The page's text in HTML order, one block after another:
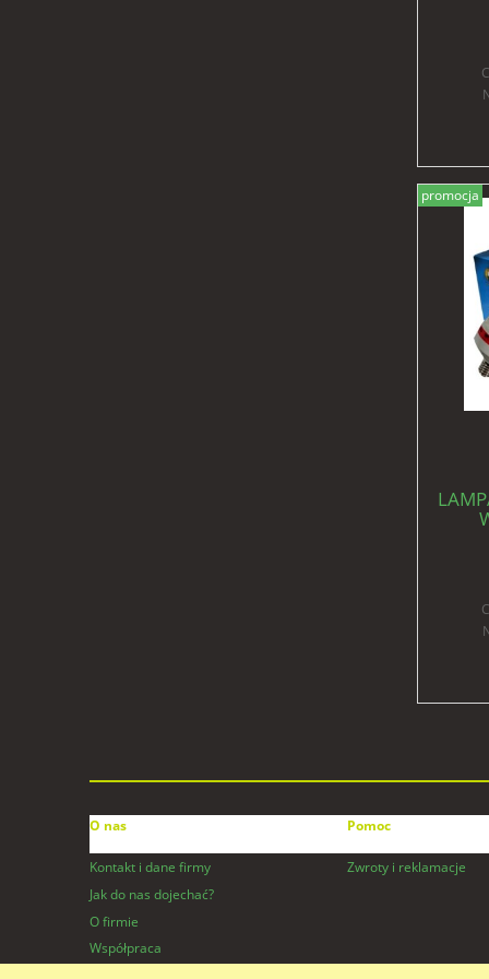
promocja
O nas
Kontakt i dane firmy
Jak do nas dojechać?
O firmie
Współpraca
Pomoc
Zwroty i reklamacje